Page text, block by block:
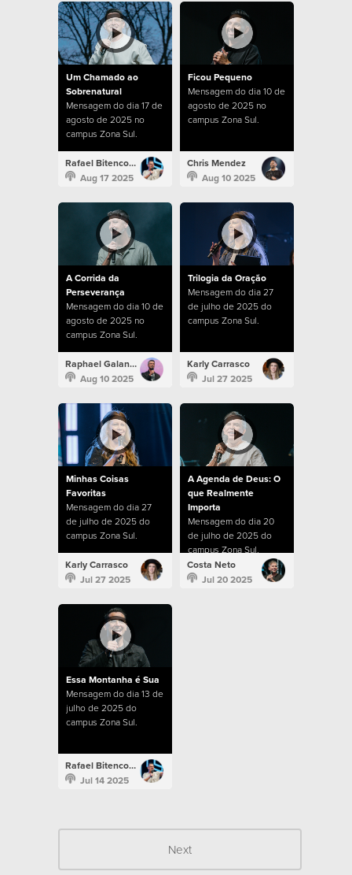
Um Chamado ao
Sobrenatural
Mensagem do dia 17 de
agosto de 2025 no
campus Zona Sul.
Rafael Bitencourt
Aug 17 2025
Ficou Pequeno
Mensagem do dia 10 de
agosto de 2025 no
campus Zona Sul.
Chris Mendez
Aug 10 2025
A Corrida da
Perseverança
Mensagem do dia 10 de
agosto de 2025 no
campus Zona Sul.
Raphael Galante
Aug 10 2025
Trilogia da Oração
Mensagem do dia 27
de julho de 2025 do
campus Zona Sul.
Karly Carrasco
Jul 27 2025
Minhas Coisas
Favoritas
Mensagem do dia 27
de julho de 2025 do
campus Zona Sul.
Karly Carrasco
Jul 27 2025
A Agenda de Deus: O
que Realmente
Importa
Mensagem do dia 20
de julho de 2025 do
campus Zona Sul.
Costa Neto
Jul 20 2025
Essa Montanha é Sua
Mensagem do dia 13 de
julho de 2025 do
campus Zona Sul.
Rafael Bitencourt
Jul 14 2025
Next